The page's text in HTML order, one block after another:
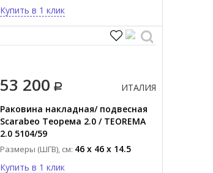
Купить в 1 клик
53 200
ИТАЛИЯ
Раковина накладная/ подвесная
Scarabeo Теорема 2.0 / TEOREMA
2.0 5104/59
Размеры (ШГВ), см: 46 x 46 x 14.5
Купить в 1 клик